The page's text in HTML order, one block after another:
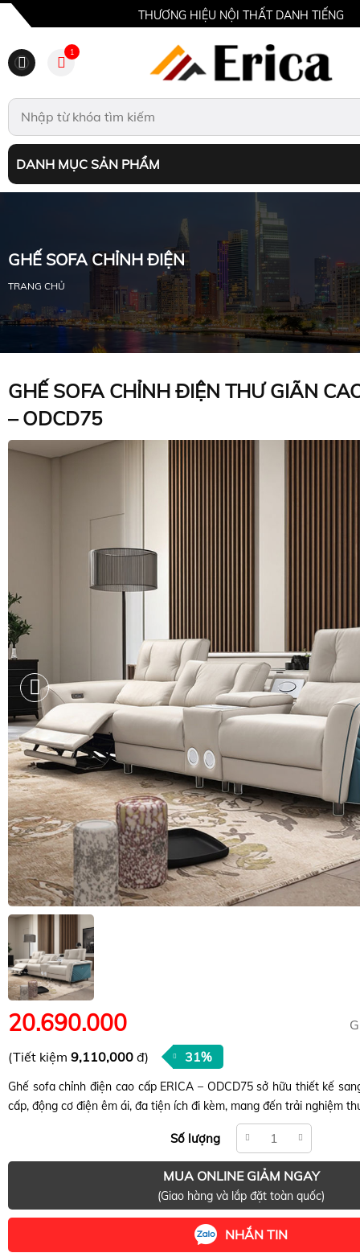
THƯƠNG HIỆU NỘI THẤT DANH TIẾNG
1
DANH MỤC SẢN PHẨM
GHẾ SOFA CHỈNH ĐIỆN
TRANG CHỦ
GHẾ SOFA CHỈNH ĐIỆN THƯ GIÃN
– ODCD75
20.690.000
(Tiết kiệm 9,110,000 đ) 31%
Ghế sofa chỉnh điện cao cấp ERICA – ODCD75 sở hữu thiết kế
cấp, động cơ điện êm ái, đa tiện ích đi kèm, mang đến trải nghiệm
Số lượng
MUA ONLINE GIẢM NGAY
(Giao hàng và lắp đặt toàn quốc)
NHẮN TIN